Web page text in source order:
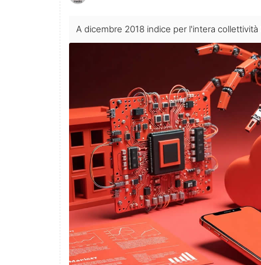
A dicembre 2018 indice per l'intera